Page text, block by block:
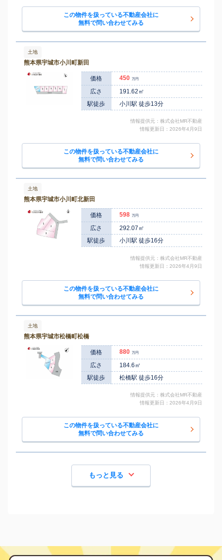
この物件を扱っている不動産会社に
無料で問い合わせてみる
土地
熊本県宇城市小川町新田
価格 450 万円
広さ
191.62㎡
駅徒歩
小川駅 徒歩13分
情報提供元：株式会社MR不動産
情報更新日：2026年4月9日
この物件を扱っている不動産会社に
無料で問い合わせてみる
土地
熊本県宇城市小川町北新田
価格 598 万円
広さ
292.07㎡
駅徒歩
小川駅 徒歩16分
情報提供元：株式会社MR不動産
情報更新日：2026年4月9日
この物件を扱っている不動産会社に
無料で問い合わせてみる
土地
熊本県宇城市松橋町松橋
価格 880 万円
広さ
184.6㎡
駅徒歩
松橋駅 徒歩16分
情報提供元：株式会社MR不動産
情報更新日：2026年4月9日
この物件を扱っている不動産会社に
無料で問い合わせてみる
もっと見る